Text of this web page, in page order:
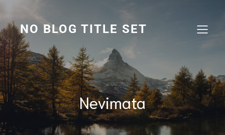
content
NO BLOG TITLE SET
Nevimata